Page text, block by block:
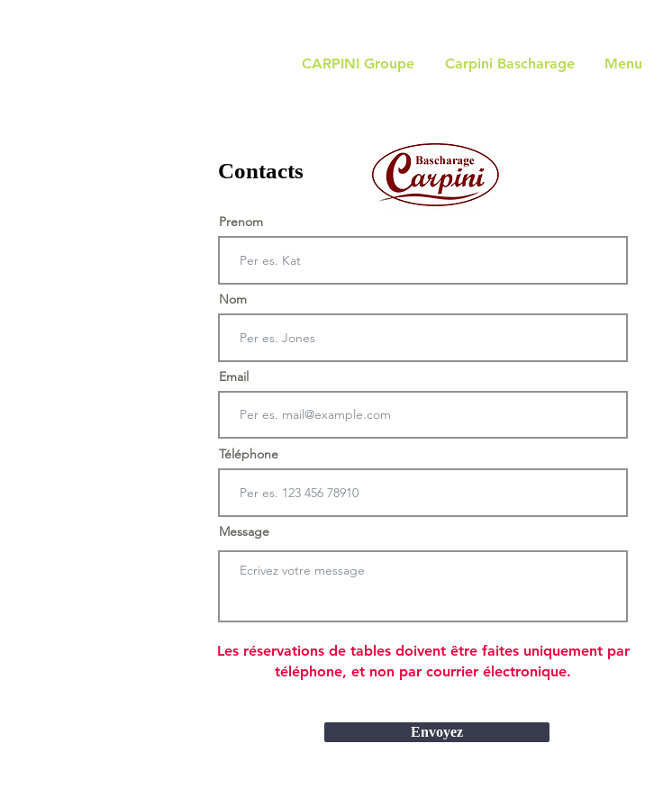
CARPINI Groupe Carpini Bascharage Menu
Contacts
Prenom
Nom
Email
Téléphone
Message
Les réservations de tables doivent être faites uniquement par
téléphone, et non par courrier électronique.
Envoyez